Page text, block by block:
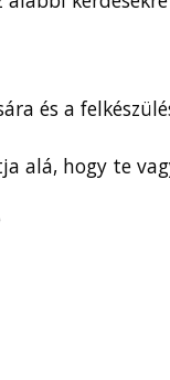
és a
alá, hogy te